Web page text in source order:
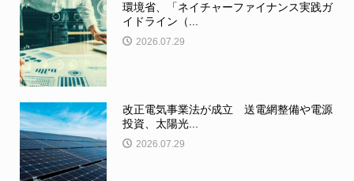
環境省、「ネイチャーファイナンス実践ガ
イドライン（...
2026.07.29
改正電気事業法が成立 送電網整備や電源
投資、太陽光...
2026.07.29